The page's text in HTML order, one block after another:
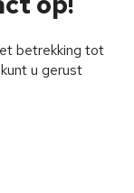
betrekking tot
u gerust